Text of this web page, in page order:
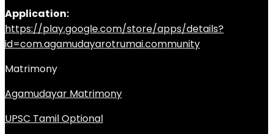
Application:
https://play.google.com/store/apps/details?
id=com.agamudayarotrumai.community
Matrimony
Agamudayar Matrimony
UPSC Tamil Optional